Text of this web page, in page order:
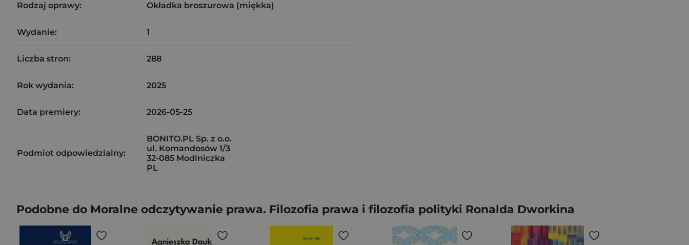
Rodzaj oprawy: Okładka broszurowa (miękka)
Wydanie: 1
Liczba stron: 288
Rok wydania: 2025
Data premiery: 2026-05-25
Podmiot odpowiedzialny:
BONITO.PL Sp. z o.o.
ul. Komandosów 1/3
32-085 Modlniczka
PL
Podobne do Moralne odczytywanie prawa. Filozofia prawa i filozofia polityki Ronalda Dworkina